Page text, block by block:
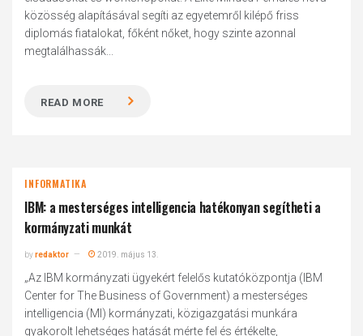
közösség alapításával segíti az egyetemről kilépő friss
diplomás fiatalokat, főként nőket, hogy szinte azonnal
megtalálhassák...
READ MORE
INFORMATIKA
IBM: a mesterséges intelligencia hatékonyan segítheti a
kormányzati munkát
byredaktor 2019. május 13.
„Az IBM kormányzati ügyekért felelős kutatóközpontja (IBM
Center for The Business of Government) a mesterséges
intelligencia (MI) kormányzati, közigazgatási munkára
gyakorolt lehetséges hatását mérte fel és értékelte,